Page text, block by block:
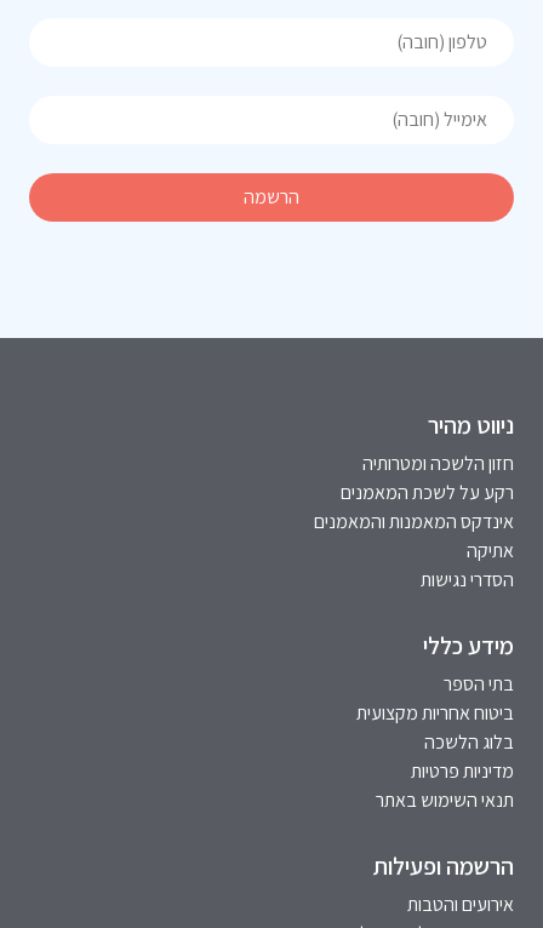
ניווט מהיר
חזון הלשכה ומטרותיה
רקע על לשכת המאמנים
אינדקס המאמנות והמאמנים
אתיקה
הסדרי נגישות
מידע כללי
בתי הספר
ביטוח אחריות מקצועית
בלוג הלשכה
מדיניות פרטיות
תנאי השימוש באתר
הרשמה ופעילות
אירועים והטבות